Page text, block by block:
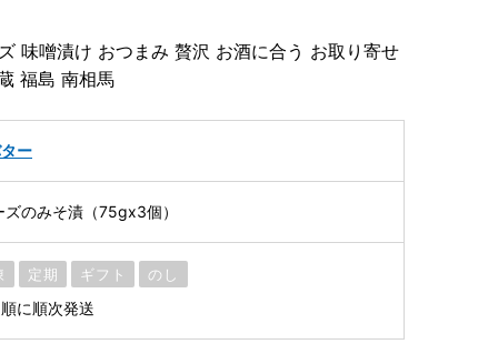
味噌漬け おつまみ 贅沢 お酒に合う お取り寄せ
福島 南相馬
ー
のみそ漬（75gx3個）
定期 ギフト のし
に順次発送